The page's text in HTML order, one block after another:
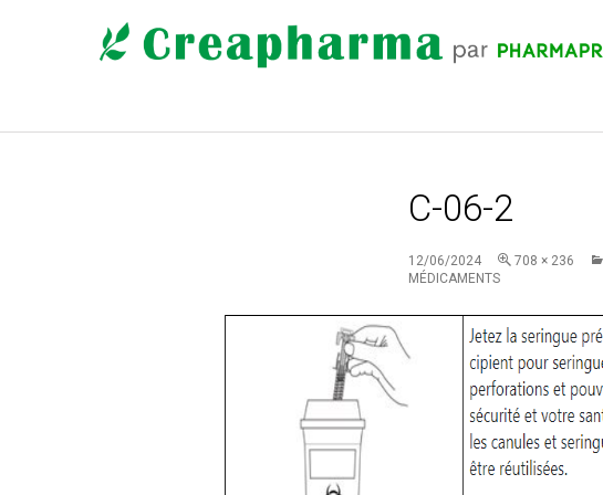
C-06-2
12/06/2024
708 × 236
MÉDICAMENTS